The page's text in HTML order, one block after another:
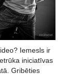
Iemesls ir
iniciatīvas
Gribēties